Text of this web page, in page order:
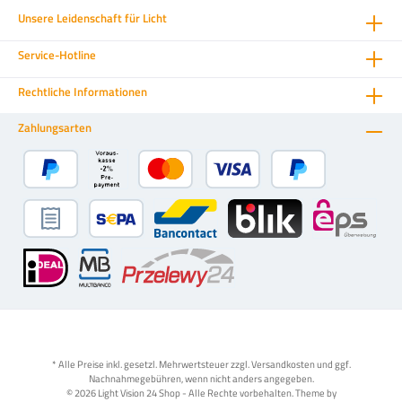
Unsere Leidenschaft für Licht
Service-Hotline
Rechtliche Informationen
Zahlungsarten
* Alle Preise inkl. gesetzl. Mehrwertsteuer zzgl.Versandkostenund ggf.
Nachnahmegebühren, wenn nicht anders angegeben.
© 2026 Light Vision 24 Shop - Alle Rechte vorbehalten. Theme by